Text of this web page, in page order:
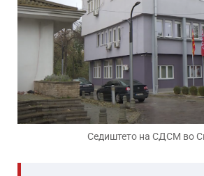
Седиштето на СДСМ во